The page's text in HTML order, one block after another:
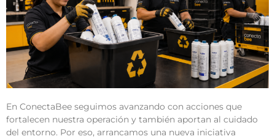
En ConectaBee seguimos avanzando con acciones que
fortalecen nuestra operación y también aportan al cuidado
del entorno. Por eso, arrancamos una nueva iniciativa